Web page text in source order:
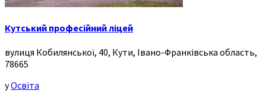
Кутський професійний ліцей
вулиця Кобилянської, 40, Кути, Івано-Франківська область,
78665
уОсвіта